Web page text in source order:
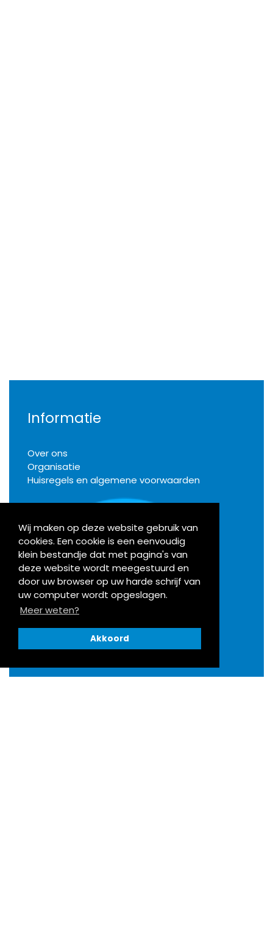
Wij maken op deze website gebruik van
cookies. Een cookie is een eenvoudig
klein bestandje dat met pagina's van
deze website wordt meegestuurd en
door uw browser op uw harde schrijf van
uw computer wordt opgeslagen.
Meer weten?
Akkoord
Informatie
Over ons
Organisatie
Huisregels en algemene voorwaarden
Klachten
Activiteiten